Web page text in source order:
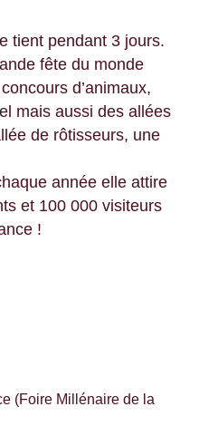
tient pendant 3 jours.
fête du monde
d’animaux,
mais aussi des allées
de rôtisseurs, une
année elle attire
et 100 000 visiteurs
!
(Foire Millénaire de la